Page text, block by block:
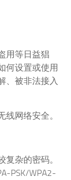
用等日益猖
何设置或使用
、被非法接入
网络安全。
杂的密码。
PSK/WPA2-